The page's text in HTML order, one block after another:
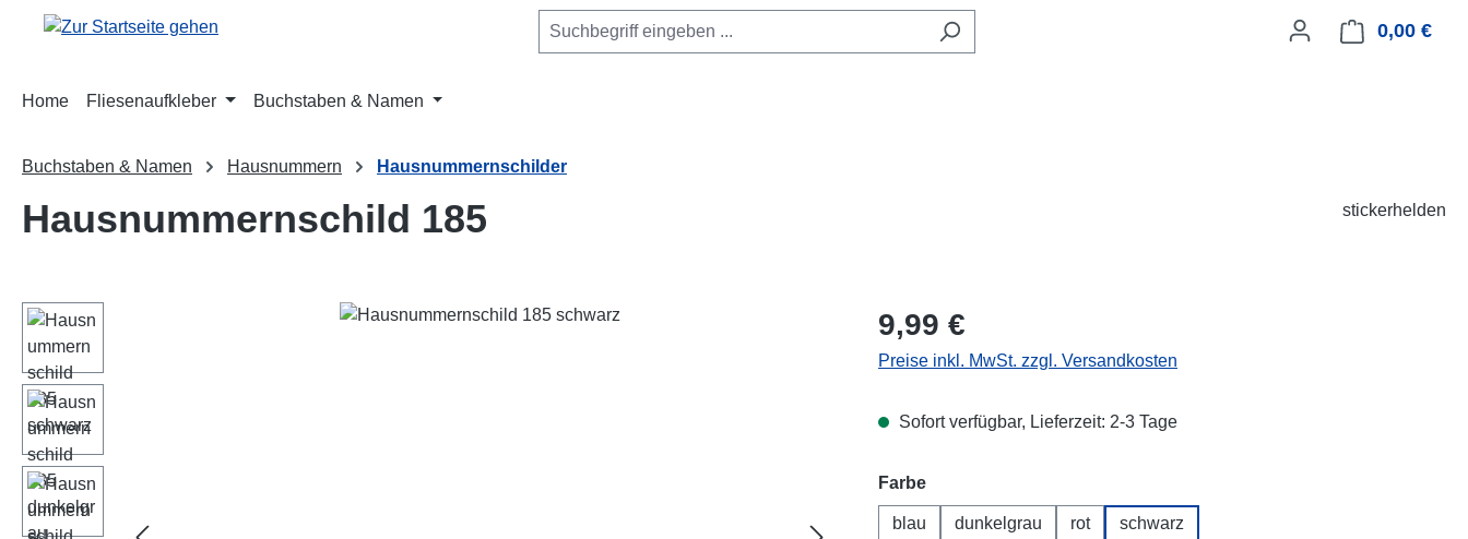
Hauptinhalt springen
Zur Suche springen
Zur Hauptnavigation springen 0,00 €
Home Fliesenaufkleber Buchstaben & Namen
Buchstaben & Namen Hausnummern Hausnummernschilder
Hausnummernschild 185 stickerhelden
Bildergalerie überspringen Regulärer Preis:
9,99 €
Preise inkl. MwSt. zzgl. Versandkosten
Sofort verfügbar, Lieferzeit: 2-3 Tage
Farbe
blau dunkelgrau rot schwarz